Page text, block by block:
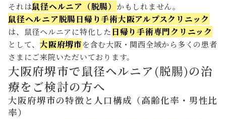
医療機関の皆様へ 胆石症 虫垂炎(盲腸)
電話無料相談
06-6341-5570
24時間365日 電話受付
Webで初診予約 LINEで相談 無料
それは鼠径ヘルニア（脱腸） かもしれません。
鼠径ヘルニア脱腸日帰り手術大阪アルプスクリニック
は、鼠径ヘルニアに特化した日帰り手術専門クリニック
として、 大阪府堺市を含む大阪・関西全域から多くの患者
さまにご来院いただいております。
大阪府堺市で鼠径ヘルニア(脱腸)の治
療をご検討の方へ
大阪府堺市の特徴と人口構成（高齢化率・男性比
率）